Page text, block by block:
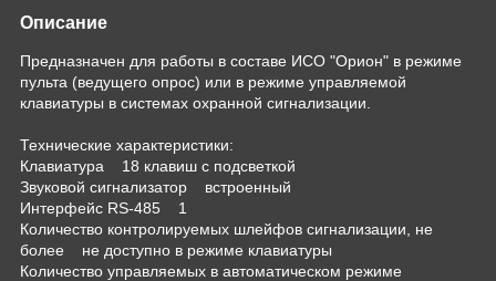
Описание
Предназначен для работы в составе ИСО "Орион" в режиме
пульта (ведущего опрос) или в режиме управляемой
клавиатуры в системах охранной сигнализации.
Технические характеристики:
Клавиатура 18 клавиш с подсветкой
Звуковой сигнализатор встроенный
Интерфейс RS-485 1
Количество контролируемых шлейфов сигнализации, не
более не доступно в режиме клавиатуры
Количество управляемых в автоматическом режиме